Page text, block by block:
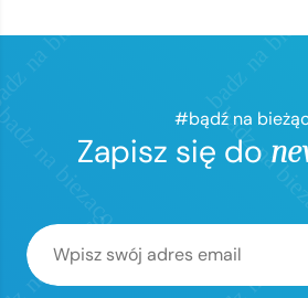
#bądź na
Zapisz się do